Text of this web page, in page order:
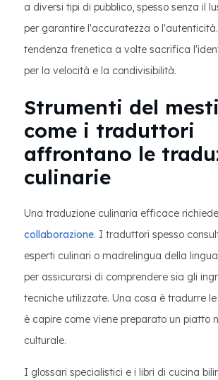
a diversi tipi di pubblico, spesso senza il
per garantire l'accuratezza o
tendenza frenetica a volte sacrifica
per la velocità e la condivisibilità.
Strumenti del
come i traduttori
affrontano le
culinarie
Una traduzione culinaria efficace
collaborazione. I traduttori spesso
esperti culinari o madrelingua della
per assicurarsi di comprendere sia gli
tecniche utilizzate. Una cosa è tradurre
è capire come viene preparato un piatto
culturale.
I glossari specialistici e i libri di cucina